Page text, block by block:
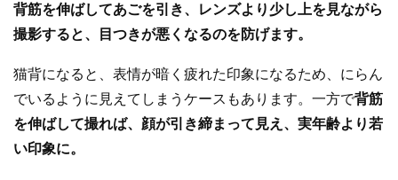
背筋を伸ばしてあごを引き、レンズより少し上を見ながら
撮影すると、目つきが悪くなるのを防げます。
猫背になると、表情が暗く疲れた印象になるため、にらん
でいるように見えてしまうケースもあります。一方で背筋
を伸ばして撮れば、顔が引き締まって見え、実年齢より若
い印象に。